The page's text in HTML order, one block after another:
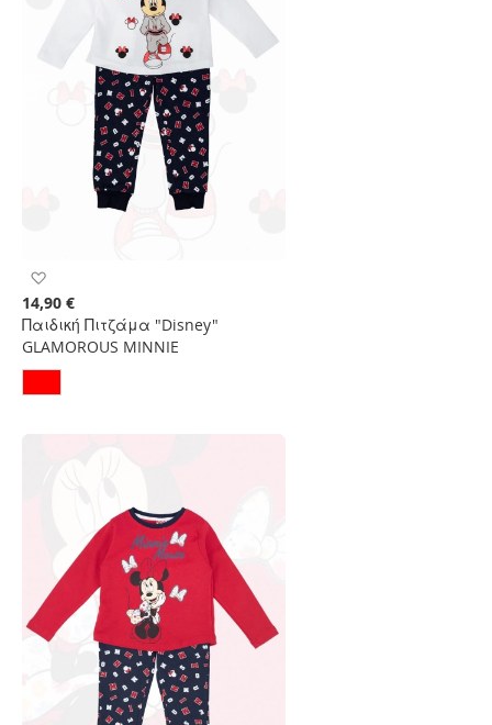
στη
Λίστα
Επιθυμιών
Παιδική Πιτζάμα "Disney"
GLAMOROUS MINNIE
14,90 €